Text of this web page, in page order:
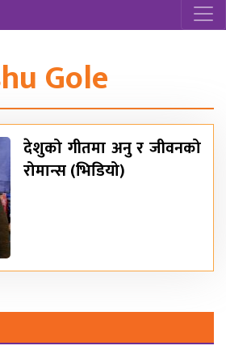
Gole
देशुको गीतमा अनु र जीवनको
रोमान्स (भिडियो)